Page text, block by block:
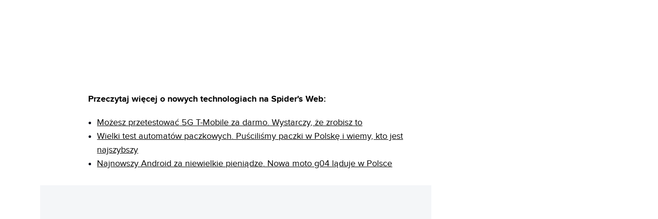
Przeczytaj więcej o nowych technologiach na Spider's Web:
Możesz przetestować 5G T-Mobile za darmo. Wystarczy, że zrobisz to
Wielki test automatów paczkowych. Puściliśmy paczki w Polskę i wiemy, kto jest
najszybszy
Najnowszy Android za niewielkie pieniądze. Nowa moto g04 ląduje w Polsce